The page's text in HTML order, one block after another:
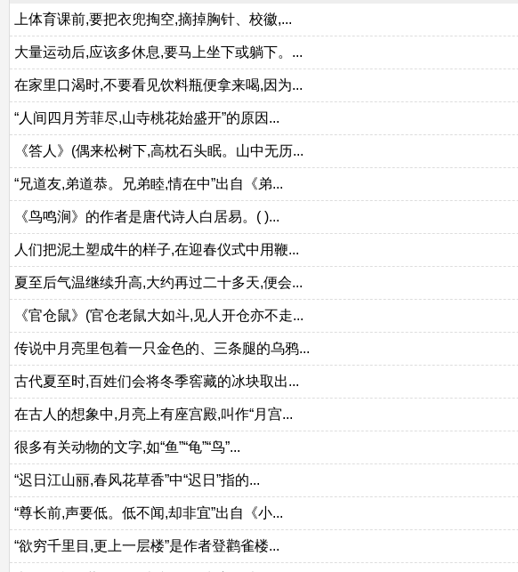
上体育课前,要把衣兜掏空,摘掉胸针、校徽,...
大量运动后,应该多休息,要马上坐下或躺下。...
在家里口渴时,不要看见饮料瓶便拿来喝,因为...
“人间四月芳菲尽,山寺桃花始盛开”的原因...
《答人》(偶来松树下,高枕石头眠。山中无历...
“兄道友,弟道恭。兄弟睦,情在中”出自《弟...
《鸟鸣涧》的作者是唐代诗人白居易。( )...
人们把泥土塑成牛的样子,在迎春仪式中用鞭...
夏至后气温继续升高,大约再过二十多天,便会...
《官仓鼠》(官仓老鼠大如斗,见人开仓亦不走...
传说中月亮里包着一只金色的、三条腿的乌鸦...
古代夏至时,百姓们会将冬季窖藏的冰块取出...
在古人的想象中,月亮上有座宫殿,叫作“月宫...
很多有关动物的文字,如“鱼”“龟”“鸟”...
“迟日江山丽,春风花草香”中“迟日”指的...
“尊长前,声要低。低不闻,却非宜”出自《小...
“欲穷千里目,更上一层楼”是作者登鹳雀楼...